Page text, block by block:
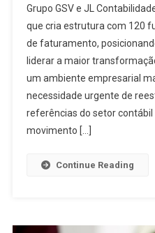
Grupo GSV e JL
que cria estrutura com 120
de faturamento,
liderar a maior
um ambiente empresarial
necessidade urgente de
referências do setor
movimento […]
Continue Reading